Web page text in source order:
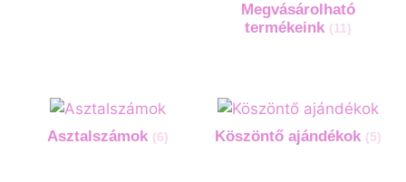
Megvásárolható
termékeink (11)
Asztalszámok (6) Köszöntő ajándékok (5)